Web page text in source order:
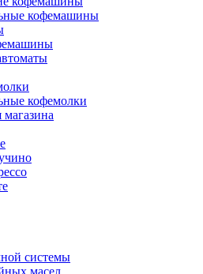
кофемашины
кофемолки
системы